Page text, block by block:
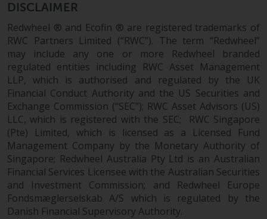
sonstige Beratung ausgelegt
werden.
Risikowarnung
Die frühere Wertentwicklung
eines von Redwheel verwalteten
Fonds ist kein Hinweis auf die
zukünftige Wertentwicklung. Der
Wert von Wertpapieren und die
daraus erzielten Erträge können
sowohl fallen als auch steigen.
Mit Investitionen in die von
DISCLAIMER
Redwheel ® and Ecofin ® are registered trademarks of
RWC Partners Limited (“RWC”). The term “Redwheel”
may include any one or more Redwheel branded
regulated entities including RWC Asset Management
LLP, which is authorised and regulated by the UK
Financial Conduct Authority and the US Securities and
Exchange Commission (“SEC”); RWC Asset Advisors (US)
LLC, which is registered with the SEC; RWC Singapore
(Pte) Limited, which is licensed as a Licensed Fund
Management Company by the Monetary Authority of
Singapore; Redwheel Australia Pty Ltd is an Australian
Financial Services Licensee with the Australian Securities
and Investment Commission; and Redwheel Europe
Fondsmæglerselskab A/S which is regulated by the
Danish Financial Supervisory Authority.